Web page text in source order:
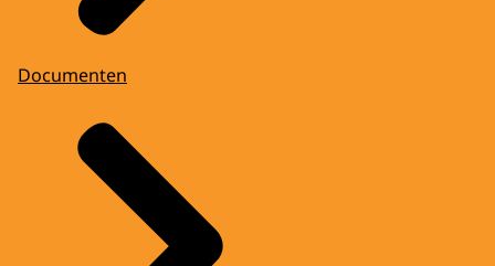
Documenten